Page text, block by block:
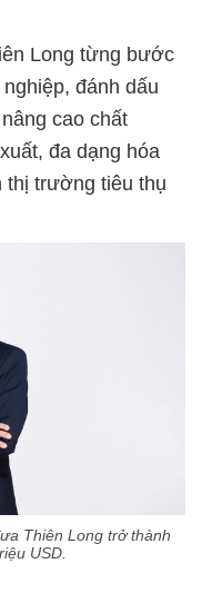
Long từng bước
đánh dấu
cao chất
đa dạng hóa
thị trường tiêu thụ
Thiên Long trở thành
USD.